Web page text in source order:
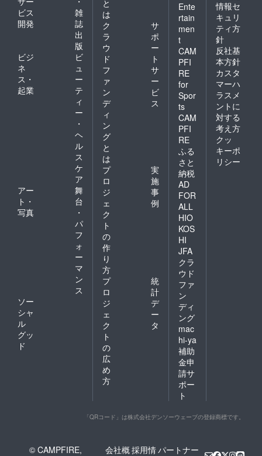
ビス
開発
雑
誌
出
版
ビジ
ネ
ス・
起業
ビ
ュ
ー
テ
ィ
ー
・
ヘ
ル
ス
ケ
ア
アー
ト・
写真
舞
台
・
パ
フ
ォ
ー
マ
ン
ス
ソー
シャ
ル
グッ
ド
と
は
ク
ラ
ウ
ド
フ
ァ
ン
デ
ィ
ン
グ
と
は
サ
ポ
ー
ト
サ
ー
ビ
ス
プ
ロ
ジ
ェ
ク
ト
の
作
り
方
実
施
事
例
プ
ロ
ジ
ェ
ク
ト
の
広
め
方
統
計
デ
ー
タ
Ente
rtain
men
t
CAM
PFI
RE
for
Spor
ts
CAM
PFI
RE
ふる
さと
納税
AD
FOR
ALL
HIO
KOS
HI
JFA
クラ
ウド
ファ
ン
ディ
ング
mac
hi-ya
補助
金申
請サ
ポー
ト
情報セ
キュリ
ティ方
針
反社基
本方針
カスタ
マーハ
ラスメ
ントに
対する
考え方
クッ
キーポ
リシー
「QRコード」は株式会社デンソーウェーブの登録商標です。
© CAMPFIRE,
会社概採用情パートナー